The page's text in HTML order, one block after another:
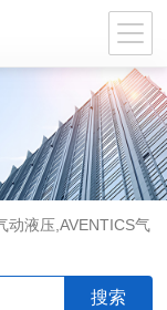
动液压,AVENTICS气